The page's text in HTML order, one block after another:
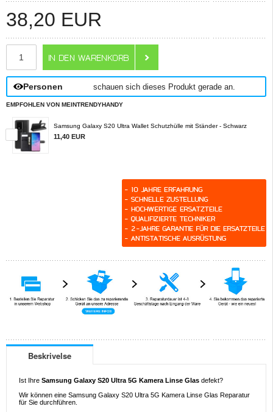
38,20 EUR
Personen schauen sich dieses Produkt gerade an.
EMPFOHLEN VON MEINTRENDYHANDY
Samsung Galaxy S20 Ultra Wallet Schutzhülle mit Ständer - Schwarz
11,40 EUR
Beskrivelse
Ist Ihre Samsung Galaxy S20 Ultra 5G Kamera Linse Glas defekt?
Wir können eine Samsung Galaxy S20 Ultra 5G Kamera Linse Glas Reparatur
für Sie durchführen.